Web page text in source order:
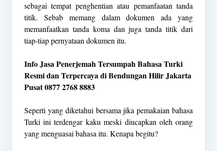
sebagai tempat penghentian atau pemanfaatan tanda
titik. Sebab memang dalam dokumen ada yang
memanfaatkan tanda koma dan juga tanda titik dari
tiap-tiap pernyataan dokumen itu.
Info Jasa Penerjemah Tersumpah Bahasa Turki
Resmi dan Terpercaya di Bendungan Hilir Jakarta
Pusat 0877 2768 8883
Seperti yang diketahui bersama jika pemakaian bahasa
Turki ini terdengar kaku meski diucapkan oleh orang
yang menguasai bahasa itu. Kenapa begitu?